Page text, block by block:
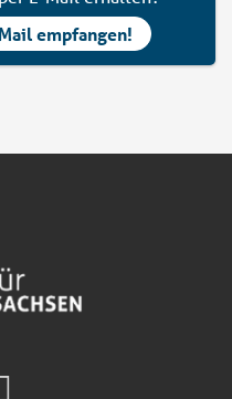
empfangen!